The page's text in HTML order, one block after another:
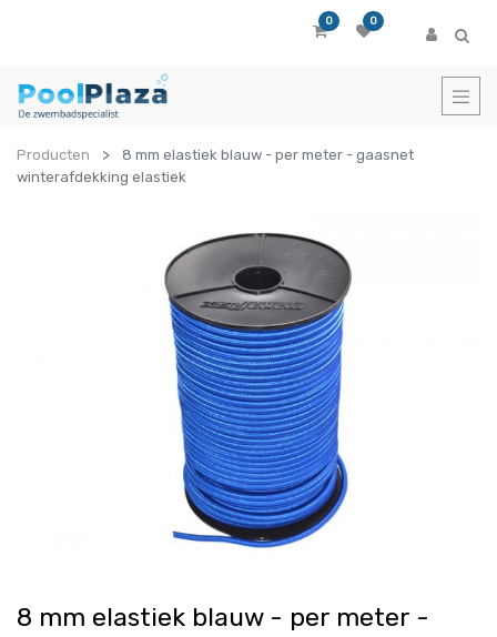
0 0
Producten
8 mm elastiek blauw - per meter - gaasnet
winterafdekking elastiek
8 mm elastiek blauw - per meter -